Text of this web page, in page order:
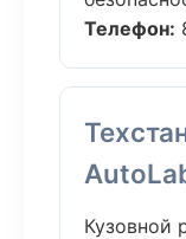
Телефон:
Кузовной